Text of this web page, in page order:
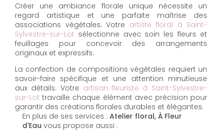
Créer une ambiance florale unique nécessite un
regard artistique et une parfaite maîtrise des
associations végétales. Votre artiste floral à Saint-
Sylvestre-sur-Lot sélectionne avec soin les fleurs et
feuillages pour concevoir des arrangements
originaux et expressifs.
La confection de compositions végétales requiert un
savoir-faire spécifique et une attention minutieuse
aux détails. Votre artisan fleuriste à Saint-Sylvestre-
sur-Lot travaille chaque élément avec précision pour
garantir des créations florales durables et élégantes.
En plus de ses services : Atelier floral, À Fleur
d'Eau vous propose aussi :